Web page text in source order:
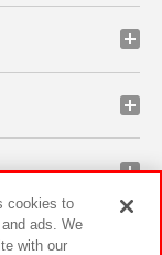
cookies to
ads. We
with our